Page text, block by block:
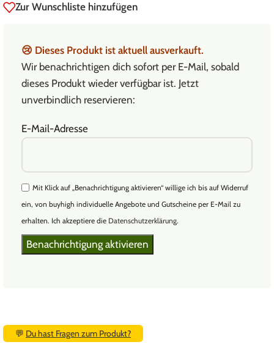
Zur Wunschliste hinzufügen
😢 Dieses Produkt ist aktuell ausverkauft.
Wir benachrichtigen dich sofort per E-Mail, sobald
dieses Produkt wieder verfügbar ist. Jetzt
unverbindlich reservieren:
E-Mail-Adresse
Mit Klick auf „Benachrichtigung aktivieren“ willige ich bis auf Widerruf
ein, von buyhigh individuelle Angebote und Gutscheine per E-Mail zu
erhalten. Ich akzeptiere die Datenschutzerklärung.
💬 Du hast Fragen zum Produkt?